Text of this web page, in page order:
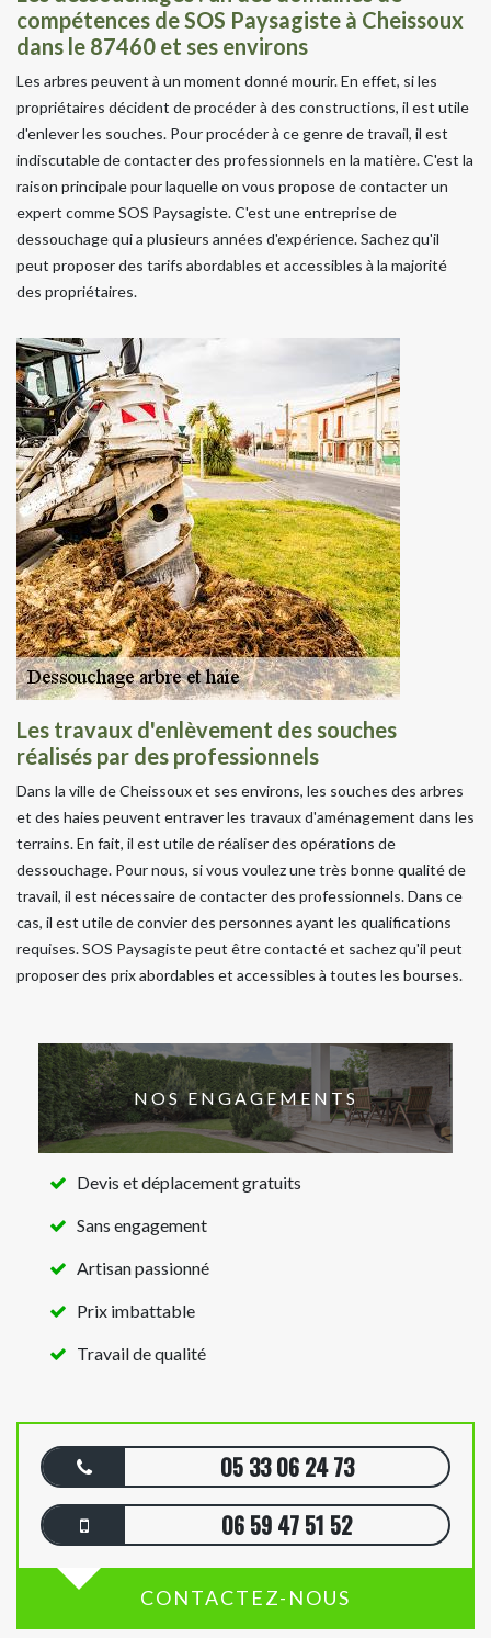
compétences de SOS Paysagiste à Cheissoux
dans le 87460 et ses environs
Les arbres peuvent à un moment donné mourir. En effet, si les
propriétaires décident de procéder à des constructions, il est utile
d'enlever les souches. Pour procéder à ce genre de travail, il est
indiscutable de contacter des professionnels en la matière. C'est la
raison principale pour laquelle on vous propose de contacter un
expert comme SOS Paysagiste. C'est une entreprise de
dessouchage qui a plusieurs années d'expérience. Sachez qu'il
peut proposer des tarifs abordables et accessibles à la majorité
des propriétaires.
Les travaux d'enlèvement des souches
réalisés par des professionnels
Dans la ville de Cheissoux et ses environs, les souches des arbres
et des haies peuvent entraver les travaux d'aménagement dans les
terrains. En fait, il est utile de réaliser des opérations de
dessouchage. Pour nous, si vous voulez une très bonne qualité de
travail, il est nécessaire de contacter des professionnels. Dans ce
cas, il est utile de convier des personnes ayant les qualifications
requises. SOS Paysagiste peut être contacté et sachez qu'il peut
proposer des prix abordables et accessibles à toutes les bourses.
NOS ENGAGEMENTS
Devis et déplacement gratuits
Sans engagement
Artisan passionné
Prix imbattable
Travail de qualité
05 33 06 24 73
06 59 47 51 52
CONTACTEZ-NOUS